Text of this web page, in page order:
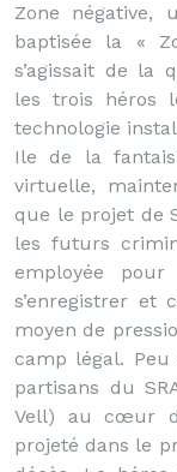
Zone négative,
baptisée la «
s’agissait de la
les trois héros
technologie
Ile de la
virtuelle,
que le projet de
les futurs
employée
s’enregistrer et
moyen de
camp légal.
partisans du
Vell) au cœur
projeté dans le